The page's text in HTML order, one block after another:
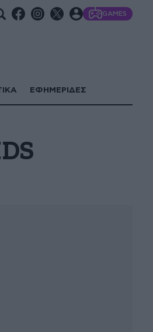
GAMES
ΕΦΗΜΕΡΙΔΕΣ